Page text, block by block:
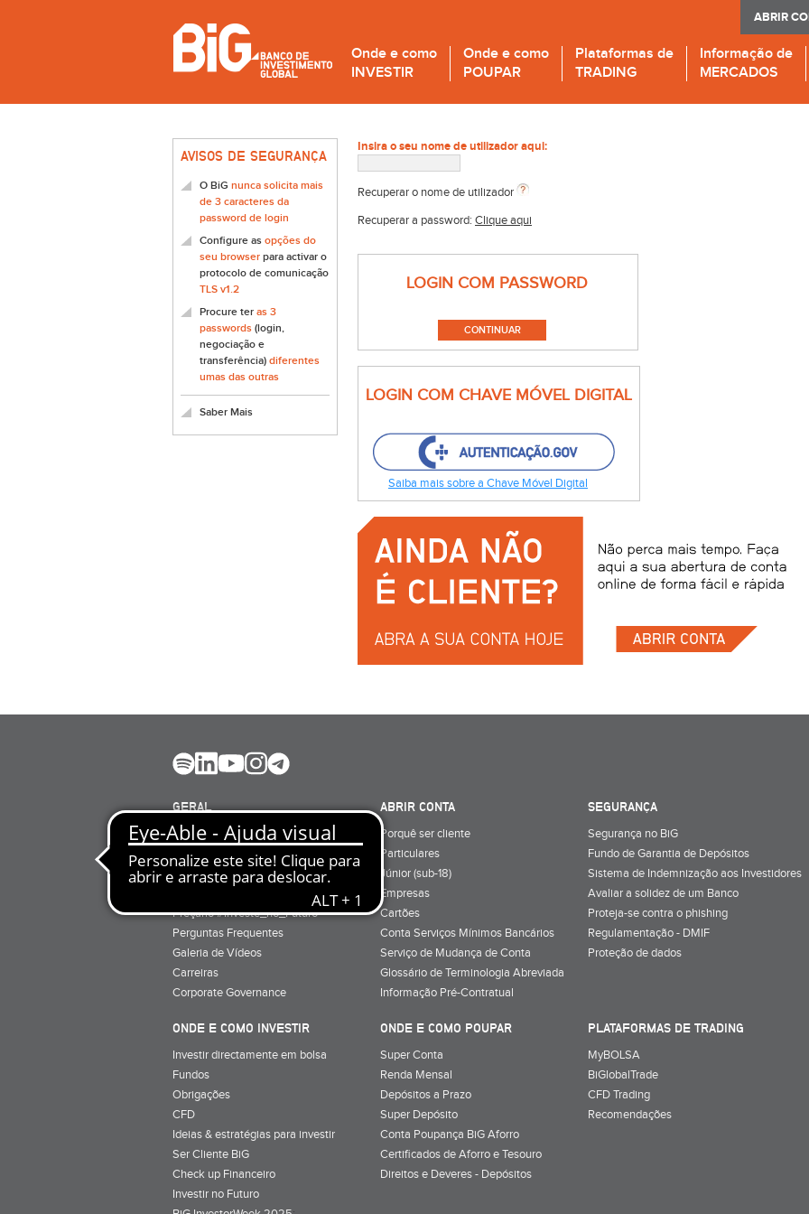
ABRIR
Onde e como
INVESTIR
Onde e como
POUPAR
Plataformas de
TRADING
Informação de
MERCADOS
AVISOS DE SEGURANÇA
O BiG nunca solicita mais
de 3 caracteres da
password de login
Configure as opções do
seu browser para activar o
protocolo de comunicação
TLS v1.2
Procure ter as 3
passwords (login,
negociação e
transferência) diferentes
umas das outras
Saber Mais
Insira o seu nome de utilizador aqui:
Recuperar o nome de utilizador
Recuperar a password: Clique aqui
LOGIN COM PASSWORD
LOGIN COM CHAVE MÓVEL DIGITAL
Saiba mais sobre a Chave Móvel Digital
GERAL
Quem Somos
Preçário
Minha conta
Preçário #Investe_no_Futuro
Perguntas Frequentes
Galeria de Vídeos
Carreiras
Corporate Governance
ABRIR CONTA
Porquê ser cliente
Particulares
Júnior (sub-18)
Empresas
Cartões
Conta Serviços Mínimos Bancários
Serviço de Mudança de Conta
Glossário de Terminologia Abreviada
Informação Pré-Contratual
SEGURANÇA
Segurança no BiG
Fundo de Garantia de Depósitos
Sistema de Indemnização aos Investidores
Avaliar a solidez de um Banco
Proteja-se contra o phishing
Regulamentação - DMIF
Proteção de dados
ONDE E COMO INVESTIR
Investir directamente em bolsa
Fundos
Obrigações
CFD
Ideias & estratégias para investir
Ser Cliente BiG
Check up Financeiro
Investir no Futuro
ONDE E COMO POUPAR
Super Conta
Renda Mensal
Depósitos a Prazo
Super Depósito
Conta Poupança BiG Aforro
Certificados de Aforro e Tesouro
Direitos e Deveres - Depósitos
PLATAFORMAS DE TRADING
MyBOLSA
BiGlobalTrade
CFD Trading
Recomendações